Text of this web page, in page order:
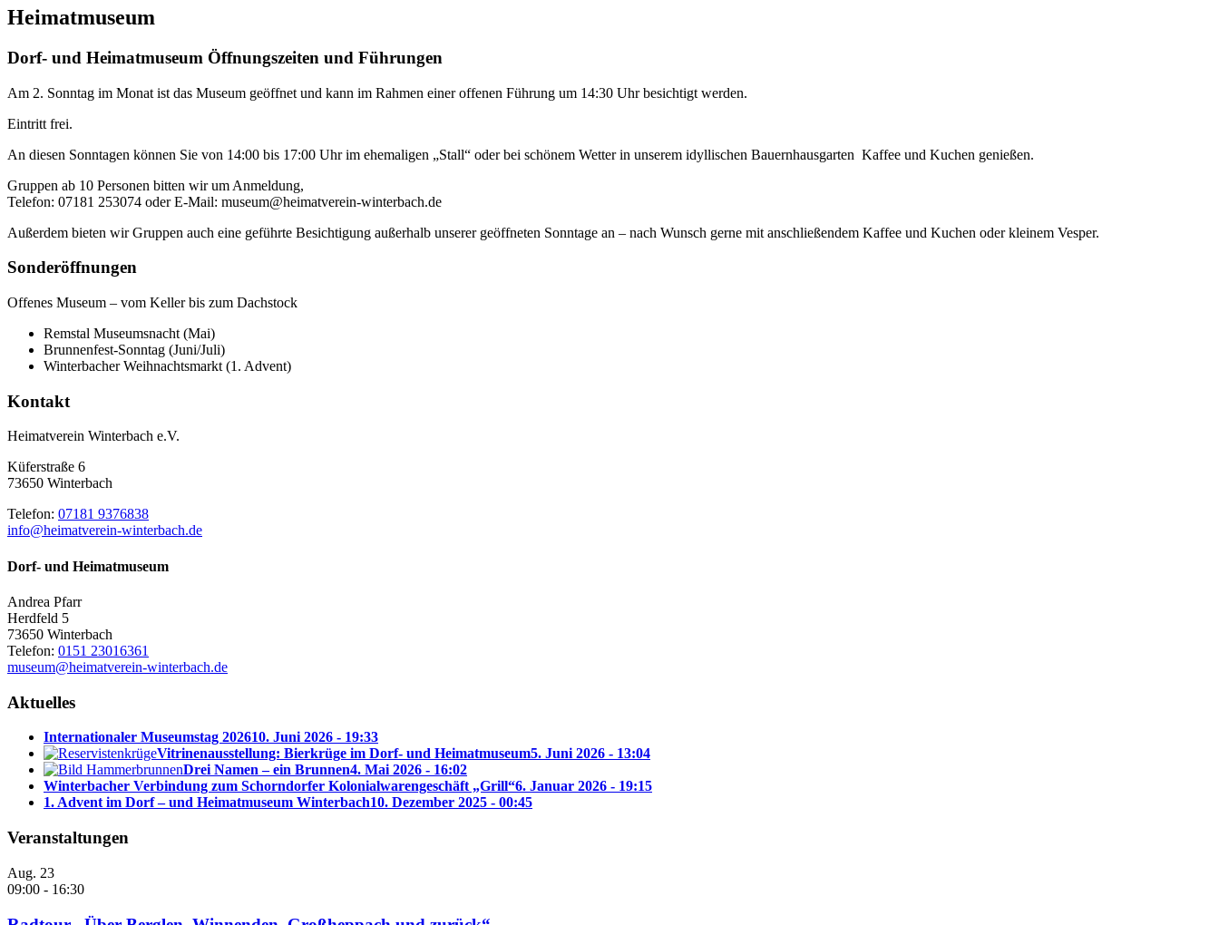
Heimatmuseum
Dorf- und Heimatmuseum Öffnungszeiten und Führungen
Am 2. Sonntag im Monat ist das Museum geöffnet und kann im Rahmen einer offenen Führung um 14:30 Uhr besichtigt werden.
Eintritt frei.
An diesen Sonntagen können Sie von 14:00 bis 17:00 Uhr im ehemaligen „Stall“ oder bei schönem Wetter in unserem idyllischen Bauernhausgarten Kaffee und Kuchen genießen.
Gruppen ab 10 Personen bitten wir um Anmeldung,
Telefon: 07181 253074 oder E-Mail: museum@heimatverein-winterbach.de
Außerdem bieten wir Gruppen auch eine geführte Besichtigung außerhalb unserer geöffneten Sonntage an – nach Wunsch gerne mit anschließendem Kaffee und Kuchen oder kleinem Vesper.
Sonderöffnungen
Offenes Museum – vom Keller bis zum Dachstock
Remstal Museumsnacht (Mai)
Brunnenfest-Sonntag (Juni/Juli)
Winterbacher Weihnachtsmarkt (1. Advent)
Kontakt
Heimatverein Winterbach e.V.
Küferstraße 6
73650 Winterbach
Telefon: 07181 9376838
info@heimatverein-winterbach.de
Dorf- und Heimatmuseum
Andrea Pfarr
Herdfeld 5
73650 Winterbach
Telefon: 0151 23016361
museum@heimatverein-winterbach.de
Aktuelles
Internationaler Museumstag 202610. Juni 2026 - 19:33
Vitrinenausstellung: Bierkrüge im Dorf- und Heimatmuseum5. Juni 2026 - 13:04
Drei Namen – ein Brunnen4. Mai 2026 - 16:02
Winterbacher Verbindung zum Schorndorfer Kolonialwarengeschäft „Grill“6. Januar 2026 - 19:15
1. Advent im Dorf – und Heimatmuseum Winterbach10. Dezember 2025 - 00:45
Veranstaltungen
Aug. 23
09:00 - 16:30